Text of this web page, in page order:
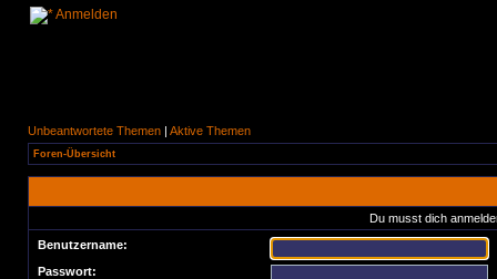
Anmelden
Unbeantwortete Themen | Aktive Themen
Foren-Übersicht
Du musst dich
Benutzername:
Passwort: